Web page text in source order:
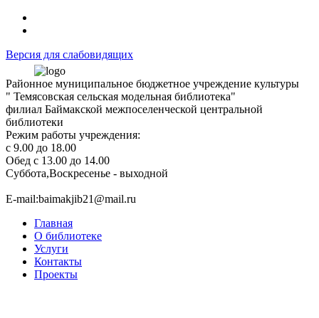
Версия для слабовидящих
Районное муниципальное бюджетное учреждение культуры
" Темясовская сельская модельная библиотека"
филиал Баймакской межпоселенческой центральной
библиотеки
Режим работы учреждения:
с 9.00 до 18.00
Обед с 13.00 до 14.00
Суббота,Воскресенье - выходной
Е-mail:baimakjib21@mail.ru
Главная
О библиотеке
Услуги
Контакты
Проекты